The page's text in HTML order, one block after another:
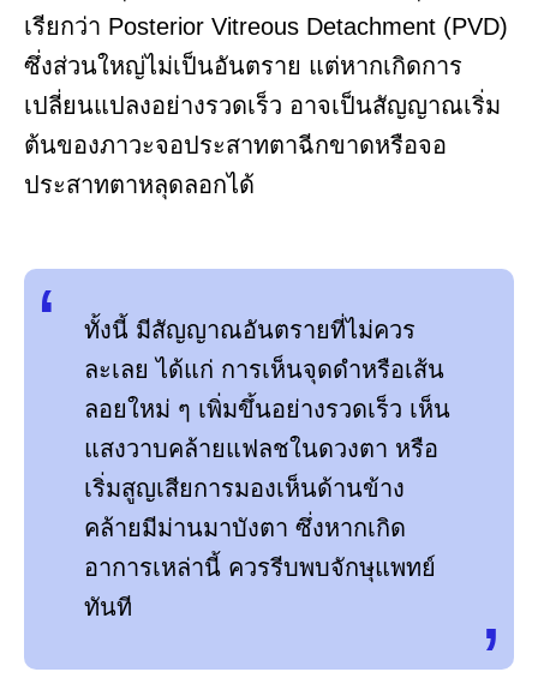
เรียกว่า Posterior Vitreous Detachment (PVD)
ซึ่งส่วนใหญ่ไม่เป็นอันตราย แต่หากเกิดการ
เปลี่ยนแปลงอย่างรวดเร็ว อาจเป็นสัญญาณเริ่ม
ต้นของภาวะจอประสาทตาฉีกขาดหรือจอ
ประสาทตาหลุดลอกได้
ทั้งนี้ มีสัญญาณอันตรายที่ไม่ควร
ละเลย ได้แก่ การเห็นจุดดำหรือเส้น
ลอยใหม่ ๆ เพิ่มขึ้นอย่างรวดเร็ว เห็น
แสงวาบคล้ายแฟลชในดวงตา หรือ
เริ่มสูญเสียการมองเห็นด้านข้าง
คล้ายมีม่านมาบังตา ซึ่งหากเกิด
อาการเหล่านี้ ควรรีบพบจักษุแพทย์
ทันที